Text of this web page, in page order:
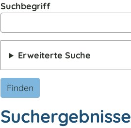
Suchbegriff
Erweiterte Suche
Finden
Suchergebnisse